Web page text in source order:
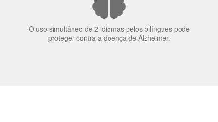
O uso simultâneo de 2 idiomas pelos bilíngues pode
proteger contra a doença de Alzheimer.